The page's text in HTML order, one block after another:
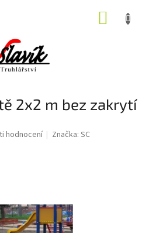
2x2 m bez zakrytí
hodnocení Značka:SC